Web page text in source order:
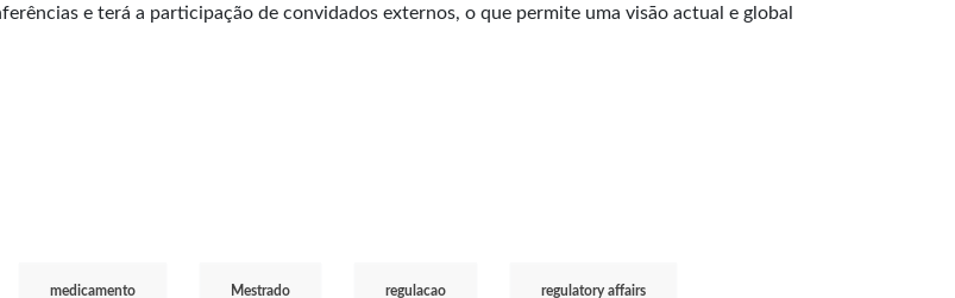
e terá a participação de convidados externos, o que permite uma visāo actual e global
medicamento Mestrado regulacao regulatory affairs